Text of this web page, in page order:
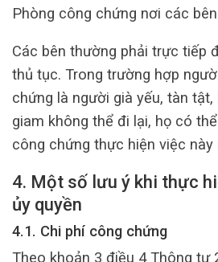
Phòng công chứng nơi các
Các bên thường phải trực tiếp
thủ tục. Trong trường hợp
chứng là người già yếu, tàn
giam không thể đi lại, họ có
công chứng thực hiện việc này
4. Một số lưu ý khi thực
ủy quyền
4.1. Chi phí công chứng
Theo khoản 3 điều 4 Thông tư